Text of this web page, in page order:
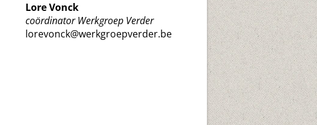
Lore Vonck
coördinator Werkgroep Verder
lorevonck@werkgroepverder.be